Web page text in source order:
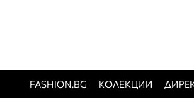
FASHION.BG КОЛЕКЦИИ